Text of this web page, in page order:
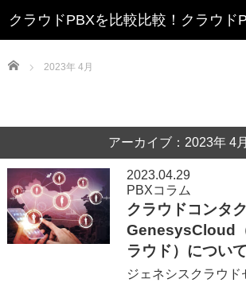
Home 2023年 4月
アーカイブ：2023年 4月
2023.04.29
PBXコラム
クラウドコンタ
GenesysCloud
ラウド）につい
ジェネシスクラウド